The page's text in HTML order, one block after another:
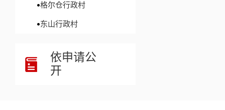
格尔仓行政村
东山行政村
依申请公
开